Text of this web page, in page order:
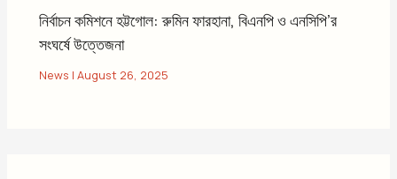
নির্বাচন কমিশনে হট্টগোল: রুমিন ফারহানা, বিএনপি ও এনসিপি’র
সংঘর্ষে উত্তেজনা
News |August 26, 2025